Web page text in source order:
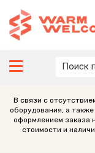
В связи с
оборудования, а
оформлением заказа
стоимости и